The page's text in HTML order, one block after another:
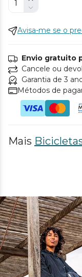
Avisa-me se o
Envio gratuito
Cancele ou
Garantia de 3
Métodos de
Mais